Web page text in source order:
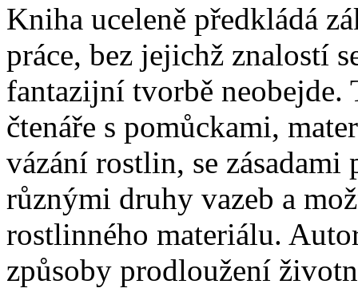
Kniha uceleně předkládá
práce, bez jejichž znalostí
fantazijní tvorbě neobejde.
čtenáře s pomůckami,
vázání rostlin, se
různými druhy vazeb a
rostlinného materiálu.
způsoby prodloužení